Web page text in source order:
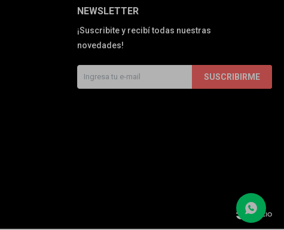
NEWSLETTER
¡Suscribite y recibí todas nuestras
novedades!
SUSCRIBIRME